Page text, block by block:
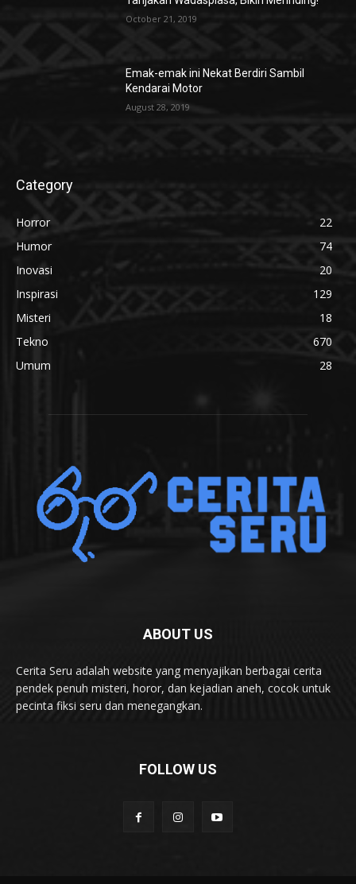
October 21, 2019
Emak-emak ini Nekat Berdiri Sambil
Kendarai Motor
August 28, 2019
Category
Horror
22
Humor
74
Inovasi
20
Inspirasi
129
Misteri
18
Tekno
670
Umum
28
ABOUT US
Cerita Seru adalah website yang menyajikan berbagai cerita
pendek penuh misteri, horor, dan kejadian aneh, cocok untuk
pecinta fiksi seru dan menegangkan.
FOLLOW US